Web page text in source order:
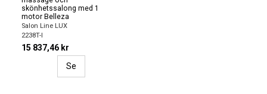
skönhetssalong med 1
motor Belleza
Salon Line LUX
2238T-I
15 837,46 kr
Se